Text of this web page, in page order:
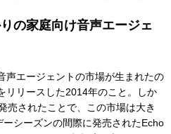
の家庭向け音声エージェ
声エージェントの市場が生まれたの
リリースした2014年のこと。しか
売されたことで、この市場は大き
シーズンの間際に発売されたEcho